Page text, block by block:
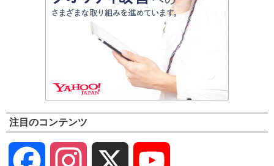
注目のコンテンツ
Facebook Instagram